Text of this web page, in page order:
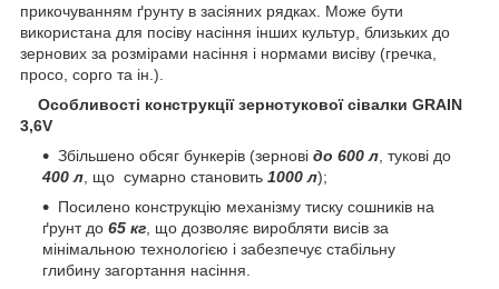
прикочуванням ґрунту в засіяних рядках. Може бути
використана для посіву насіння інших культур, близьких до
зернових за розмірами насіння і нормами висіву (гречка,
просо, сорго та ін.).
Особливості конструкції зернотукової сівалки GRAIN
3,6V
Збільшено обсяг бункерів (зернові до 600 л , тукові до
400 л , що сумарно становить 1000 л);
Посилено конструкцію механізму тиску сошників на
ґрунт до 65 кг , що дозволяє виробляти висів за
мінімальною технологією і забезпечує стабільну
глибину загортання насіння.